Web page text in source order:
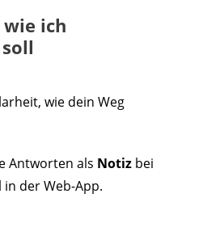
ich
wie dein Weg
Antworten als Notiz bei
der Web-App.